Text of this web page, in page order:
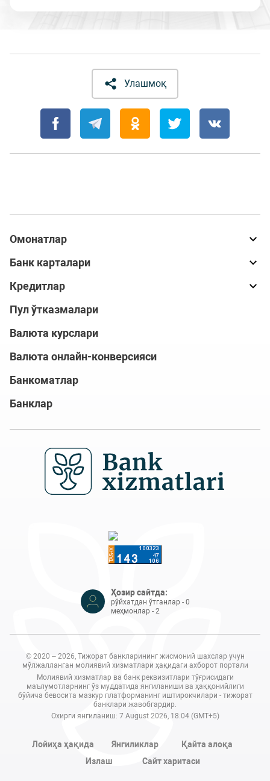
Улашмоқ
Омонатлар
Банк карталари
Кредитлар
Пул ўтказмалари
Валюта курслари
Валюта онлайн-конверсияси
Банкоматлар
Банклар
Ҳозир сайтда:
рўйхатдан ўтганлар - 0
меҳмонлар - 2
© 2020 – 2026, Тижорат банкларининг жисмоний шахслар учун
мўлжалланган молиявий хизматлари ҳақидаги ахборот портали
Молиявий хизматлар ва банк реквизитлари тўғрисидаги
маълумотларнинг ўз муддатида янгиланиши ва ҳаққонийлиги
бўйича бевосита мазкур платформанинг иштирокчилари - тижорат
банклари жавобгардир.
Охирги янгиланиш: 7 August 2026, 18:04 (GMT+5)
Лойиҳа ҳақида Янгиликлар
Қайта алоқа
Излаш
Сайт харитаси